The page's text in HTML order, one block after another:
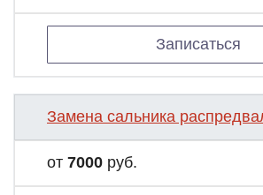
Записаться
Замена сальника
от 7000 руб.